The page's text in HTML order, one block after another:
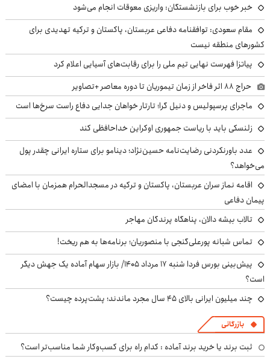
خبر خوب برای بازنشستگان: واریزی معوقات انجام می‌شود
مقام سعودی: توافقنامه دفاعی عربستان، پاکستان و ترکیه تهدیدی برای
کشورهای منطقه نیست
پیاتزا فهرست نهایی تیم ملی را برای رقابت‌های آسیایی اعلام کرد
حراج ۸۸ اثر فاخر از زمان تیموریان تا دوره معاصر +تصاویر
ماجرای پرسپولیس و دنیل گرا؛ تارتار خواهان جدایی دفاع راست سرخ‌ها است
زلنسکی باید با ریاست جمهوری اوکراین خداحافظی کند
عدد باورنکردنی رضایت‌نامه حسین‌نژاد؛ دینامو برای ستاره ایرانی چقدر پول
می‌خواهد؟
اقامه نماز سران عربستان، پاکستان و ترکیه در مسجدالحرام همزمان با امضای
پیمان دفاعی
تالاب بیشه دالان، پناهگاه پرندگان مهاجر
تماس شبانه پورعلی‌گنجی با منصوریان؛ برنامه‌ها به هم ریخت!
پیش‌بینی بورس فردا شنبه ۱۷ مرداد ۱۴۰۵/ بازار سهام آماده یک جهش دیگر
است؟
چند میلیون ایرانی بالای ۴۵ سال مجرد ماندند؛ پشت‌پرده چیست؟
بازرگانی
ثبت برند یا خرید برند آماده : کدام راه برای کسب‌وکار شما مناسب‌تر است؟